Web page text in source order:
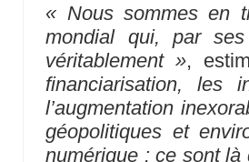
« Nous sommes en
mondial qui, par
véritablement »,
financiarisation, les
l’augmentation
géopolitiques et
numérique : ce sont là